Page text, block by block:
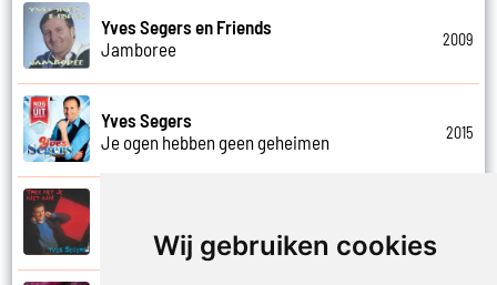
Wij gebruiken cookies
Yves Segers en Friends
Jamboree
2009
Yves Segers
Je ogen hebben geen geheimen
2015
Je zal moeten kiezen